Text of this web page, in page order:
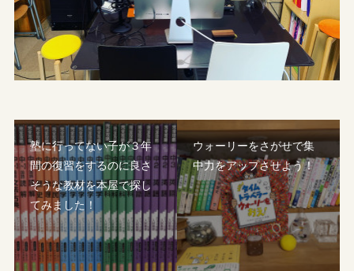
塾に行ってない子が３年
間の復習をするのに良さ
そうな教材を本屋で探し
てみました！
ウォーリーをさがせで集
中力をアップさせよう！